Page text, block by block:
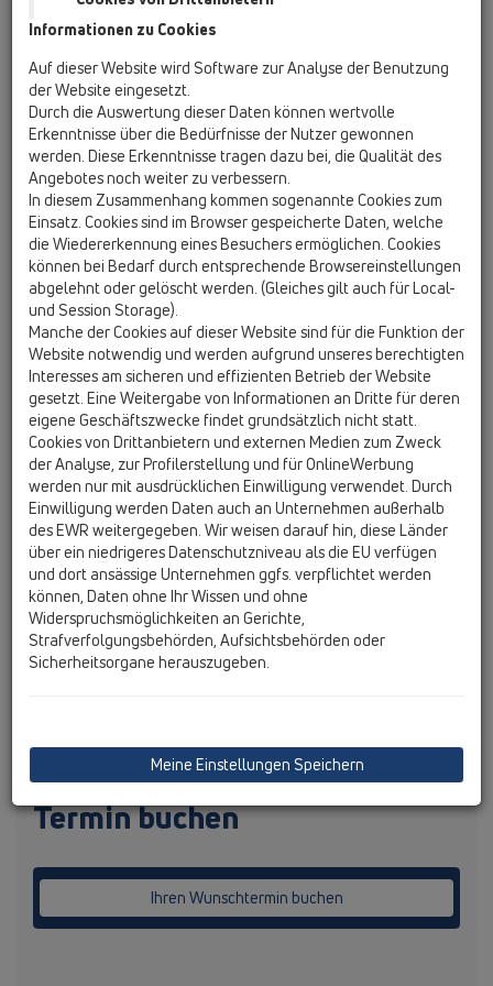
Beispiel in 14 Duschkojen Bodenabläufe und Duschrinnen
gezeigt.
Previous
Services und Schulungen
Barrierefreiheit gilt bei der Produktentwicklung und im HL
Haus: ein Lift sorgt für den barrierefreien Zugang ins
Obergeschoß. In modernen Seminarräumen werden
Produktschulungen angeboten, ebenso werden Tipps und
Tricks gegeben sowie praktische Einbausituationen der
Produkte gezeigt. Die Räume sind auch für externe
Veranstaltungen, Produktpräsentationen oder Meetings zu
buchen. Seminare in Kooperation mit anderen Industrien sind
nach vorheriger Absprache ebenso möglich, wie Termine zum
Thema Barrierefreiheit in Gebäuden (https://www.viz.at).
Auch für Privatpersonen
„Im neuen HL Haus in Himberg können Handwerker mit ihren
Kunden unseren Schauraum besuchen, um sich vor Ort ein Bild
Weiterentwicklung am Firmenstandort.
Termin buchen
Ihren Wunschtermin buchen
Informationen zu Cookies
Auf dieser Website wird Software zur Analyse der Benutzung
der Website eingesetzt.
Durch die Auswertung dieser Daten können wertvolle
Erkenntnisse über die Bedürfnisse der Nutzer gewonnen
werden. Diese Erkenntnisse tragen dazu bei, die Qualität des
Angebotes noch weiter zu verbessern.
In diesem Zusammenhang kommen sogenannte Cookies zum
Einsatz. Cookies sind im Browser gespeicherte Daten, welche
die Wiedererkennung eines Besuchers ermöglichen. Cookies
können bei Bedarf durch entsprechende Browsereinstellungen
abgelehnt oder gelöscht werden. (Gleiches gilt auch für Local-
und Session Storage).
Manche der Cookies auf dieser Website sind für die Funktion der
Website notwendig und werden aufgrund unseres berechtigten
Interesses am sicheren und effizienten Betrieb der Website
gesetzt. Eine Weitergabe von Informationen an Dritte für deren
eigene Geschäftszwecke findet grundsätzlich nicht statt.
Cookies von Drittanbietern und externen Medien zum Zweck
der Analyse, zur Profilerstellung und für OnlineWerbung
werden nur mit ausdrücklichen Einwilligung verwendet. Durch
Einwilligung werden Daten auch an Unternehmen außerhalb
des EWR weitergegeben. Wir weisen darauf hin, diese Länder
über ein niedrigeres Datenschutzniveau als die EU verfügen
und dort ansässige Unternehmen ggfs. verpflichtet werden
können, Daten ohne Ihr Wissen und ohne
Widerspruchsmöglichkeiten an Gerichte,
Strafverfolgungsbehörden, Aufsichtsbehörden oder
Sicherheitsorgane herauszugeben.
Meine Einstellungen Speichern